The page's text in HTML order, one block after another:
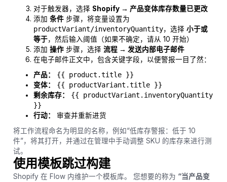
对于触发器，选择 Shopify → 产品变体库存数量已更改
添加 条件步骤，将变量设置为
productVariant/inventoryQuantity，选择 小于或
等于，然后输入阈值（如果不确定，请从 10 开始）
添加 操作步骤，选择 流程 → 发送内部电子邮件
在电子邮件正文中，包含关键字段，以便警报一目了然：
产品：
{{ product.title }}
变体：
{{ productVariant.title }}
剩余库存：
{{ productVariant.inventoryQuantity
}}
行动：
审查并重新进货
将工作流程命名为明显的名称，例如“低库存警报：低于 10
件”，将其打开，并通过在管理中手动调整 SKU 的库存来进行测
试。
使用模板跳过构建
Shopify 在 Flow 内维护一个模板库。 您想要的称为 “当产品变